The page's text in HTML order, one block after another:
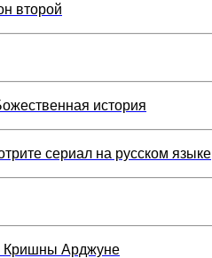
второй
история
сериал на русском языке
Кришны Арджуне